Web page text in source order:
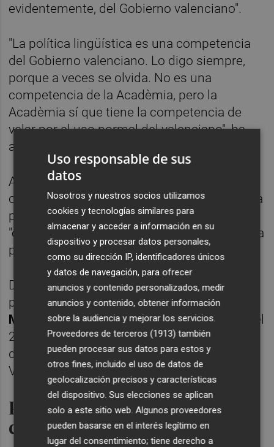
evidentemente, del Gobierno valenciano".
"La política lingüística es una competencia
del Gobierno valenciano. Lo digo siempre,
porque a veces se olvida. No es una
competencia de la Acadèmia, pero la
Acadèmia sí que tiene la competencia de
velar por el uso normal del valenciano", ha
aseverado.
Asimismo, ha afirmado que ha coincidido
con el 'president' en "algunos actos" y que ha
podido tener con él una conversación
"cordial y agradable" aunque todavía no se ha
podido reunir con él.
Durante 2025 el gobierno de la Generalitat,
presidido en aquel momento porCarlos
Mazón, acordó junto a Vox una reducción del
25% en la aportación económica a la AVL
dentro de los presupuestos de la Generalitat
Valenciana.
Proyecto "plenamente
consolidado"
Uso responsable de sus
datos
Nosotros y nuestros socios utilizamos
cookies y tecnologías similares para
almacenar y acceder a información en su
dispositivo y procesar datos personales,
como su dirección IP, identificadores únicos
y datos de navegación, para ofrecer
anuncios y contenido personalizados, medir
anuncios y contenido, obtener información
sobre la audiencia y mejorar los servicios.
Proveedores de terceros (1913) también
pueden procesar sus datos para estos y
otros fines, incluido el uso de datos de
geolocalización precisos y características
del dispositivo. Sus elecciones se aplican
solo a este sitio web. Algunos proveedores
pueden basarse en el interés legítimo en
lugar del consentimiento; tiene derecho a